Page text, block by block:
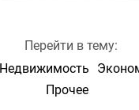
Перейти в тему:
Недвижимость
Прочее